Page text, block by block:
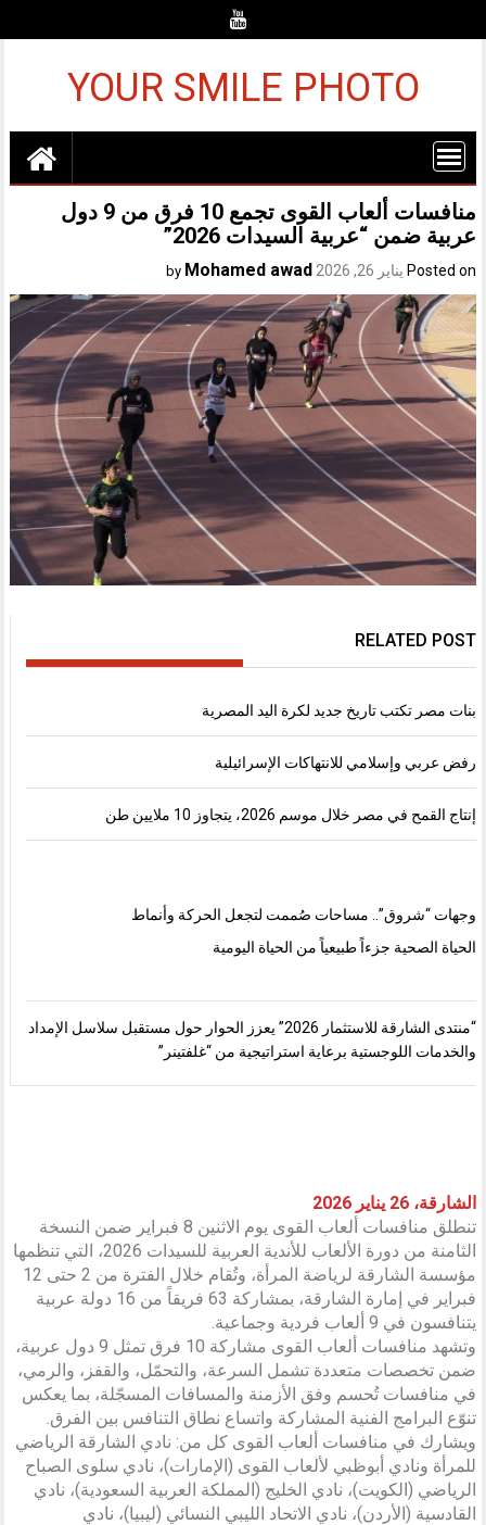
YOUR SMILE PHOTO
منافسات ألعاب القوى تجمع 10 فرق من 9 دول
عربية ضمن “عربية السيدات 2026”
Posted on يناير 26, 2026 Mohamed awad
RELATED POST
بنات مصر تكتب تاريخ جديد لكرة اليد المصرية
رفض عربي وإسلامي للانتهاكات الإسرائيلية
إنتاج القمح في مصر خلال موسم 2026، يتجاوز 10 ملايين طن
وجهات “شروق”.. مساحات صُممت لتجعل الحركة وأنماط
الحياة الصحية جزءاً طبيعياً من الحياة اليومية
“منتدى الشارقة للاستثمار 2026” يعزز الحوار حول مستقبل سلاسل الإمداد
والخدمات اللوجستية برعاية استراتيجية من “غلفتينر”
الشارقة، 26 يناير 2026
تنطلق منافسات ألعاب القوى يوم الاثنين 8 فبراير ضمن النسخة
الثامنة من دورة الألعاب للأندية العربية للسيدات 2026، التي تنظمها
مؤسسة الشارقة لرياضة المرأة، وتُقام خلال الفترة من 2 حتى 12
فبراير في إمارة الشارقة، بمشاركة 63 فريقاً من 16 دولة عربية
يتنافسون في 9 ألعاب فردية وجماعية.
وتشهد منافسات ألعاب القوى مشاركة 10 فرق تمثل 9 دول عربية،
ضمن تخصصات متعددة تشمل السرعة، والتحمّل، والقفز، والرمي،
في منافسات تُحسم وفق الأزمنة والمسافات المسجّلة، بما يعكس
تنوّع البرامج الفنية المشاركة واتساع نطاق التنافس بين الفرق.
ويشارك في منافسات ألعاب القوى كل من: نادي الشارقة الرياضي
للمرأة ونادي أبوظبي لألعاب القوى (الإمارات)، نادي سلوى الصباح
الرياضي (الكويت)، نادي الخليج (المملكة العربية السعودية)، نادي
القادسية (الأردن)، نادي الاتحاد الليبي النسائي (ليبيا)، نادي